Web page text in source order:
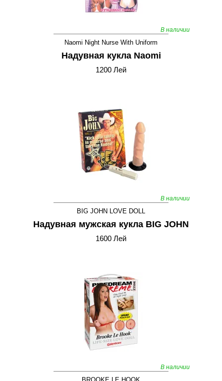
В наличии
Naomi Night Nurse With Uniform
Надувная кукла Naomi
1200 Лей
В наличии
BIG JOHN LOVE DOLL
Надувная мужская кукла BIG JOHN
1600 Лей
В наличии